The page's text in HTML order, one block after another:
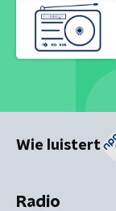
Wie luistert
Radio